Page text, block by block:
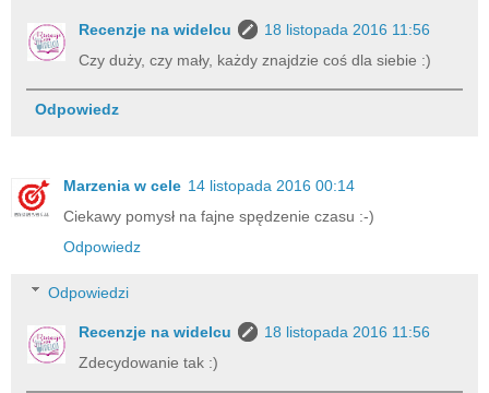
Recenzje na widelcu
18 listopada 2016 11:56
Czy duży, czy mały, każdy znajdzie coś dla siebie :)
Odpowiedz
Marzenia w cele 14 listopada 2016 00:14
Ciekawy pomysł na fajne spędzenie czasu :-)
Odpowiedz
Odpowiedzi
Recenzje na widelcu
18 listopada 2016 11:56
Zdecydowanie tak :)